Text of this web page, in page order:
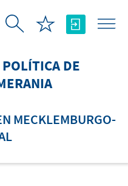
DE
MECKLEMBURGO-